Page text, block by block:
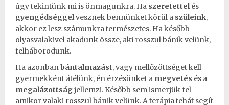
úgy tekintünk mi is önmagunkra. Ha szeretettelés
gyengédséggelvesznek bennünket körül a szüleink,
akkor ez lesz számunkra természetes. Ha később
olyasvalakivel akadunk össze, aki rosszul bánik velünk,
felháborodunk.
Ha azonbanbántalmazást, vagy mellőzöttséget kell
gyermekként átélünk, én érzésünket a megvetés és a
megalázottságjellemzi. Később sem ismerjük fel
amikor valaki rosszul bánik velünk. A terápia tehát segít